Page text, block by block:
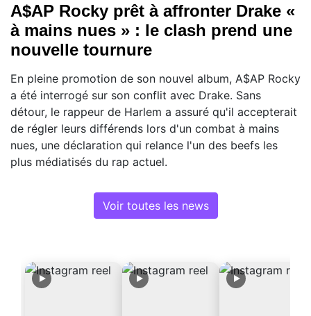
A$AP Rocky prêt à affronter Drake «
à mains nues » : le clash prend une
nouvelle tournure
En pleine promotion de son nouvel album, A$AP Rocky
a été interrogé sur son conflit avec Drake. Sans
détour, le rappeur de Harlem a assuré qu'il accepterait
de régler leurs différends lors d'un combat à mains
nues, une déclaration qui relance l'un des beefs les
plus médiatisés du rap actuel.
Voir toutes les news